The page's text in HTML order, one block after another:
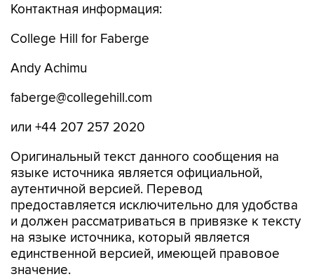
Контактная информация:
College Hill for Faberge
Andy Achimu
faberge@collegehill.com
или +44 207 257 2020
Оригинальный текст данного сообщения на
языке источника является официальной,
аутентичной версией. Перевод
предоставляется исключительно для удобства
и должен рассматриваться в привязке к тексту
на языке источника, который является
единственной версией, имеющей правовое
значение.